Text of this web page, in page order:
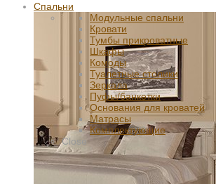
Спальни
Модульные спальни
Кровати
Тумбы прикроватные
Шкафы
Комоды
Туалетные столики
Зеркала
Пуфы/банкетки
Основания для кроватей
Матрасы
Комплектующие
Close